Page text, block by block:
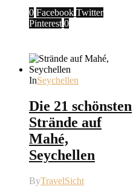
0 Facebook Twitter
Pinterest 0
InSeychellen
Die 21 schönsten
Strände auf
Mahé,
Seychellen
ByTravelSicht